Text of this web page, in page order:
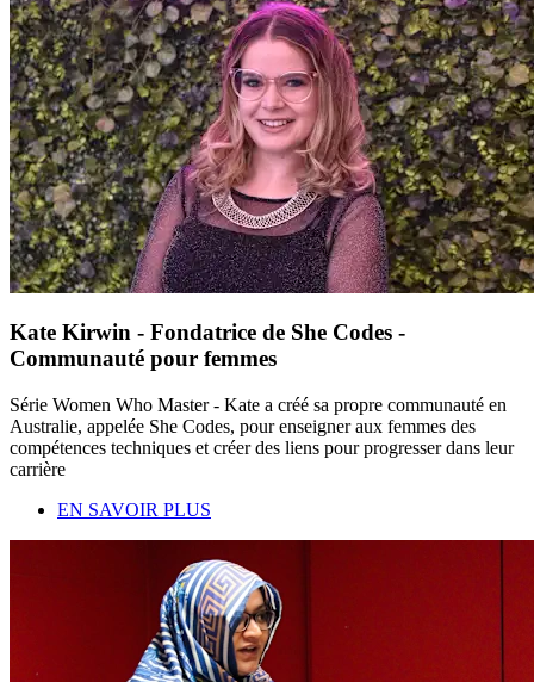
Kate Kirwin - Fondatrice de She Codes -
Communauté pour femmes
Série Women Who Master - Kate a créé sa propre communauté en
Australie, appelée She Codes, pour enseigner aux femmes des
compétences techniques et créer des liens pour progresser dans leur
carrière
EN SAVOIR PLUS